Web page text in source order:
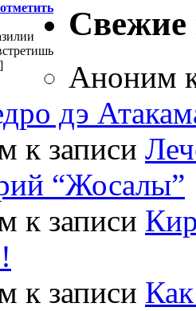
Свежие
Аноним
дэ
к записи
“Жосалы”
к записи
к записи